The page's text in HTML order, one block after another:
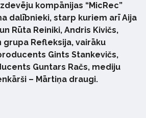
kompānijas “MicRec”
dalībnieki, starp kuriem arī Aija
Rūta Reiniki, Andris Kivičs,
grupa Refleksija, vairāku
Gints Stankevičs,
Guntars Račs, mediju
– Mārtiņa draugi.